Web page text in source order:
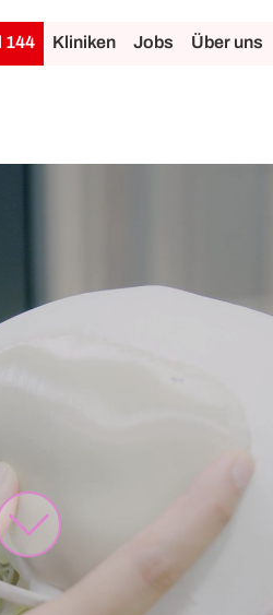
144 Kliniken Jobs Über uns